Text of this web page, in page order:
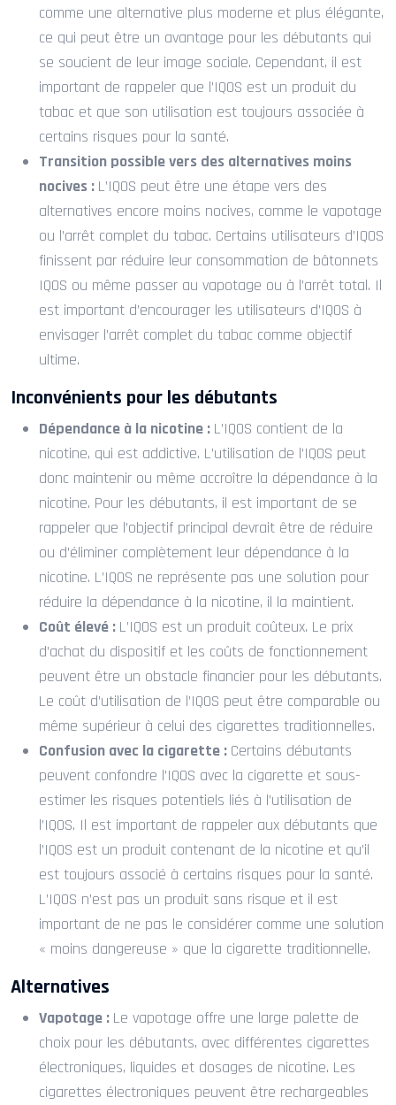
comme une alternative plus moderne et plus élégante,
ce qui peut être un avantage pour les débutants qui
se soucient de leur image sociale. Cependant, il est
important de rappeler que l’IQOS est un produit du
tabac et que son utilisation est toujours associée à
certains risques pour la santé.
Transition possible vers des alternatives moins
nocives : L’IQOS peut être une étape vers des
alternatives encore moins nocives, comme le vapotage
ou l’arrêt complet du tabac. Certains utilisateurs d’IQOS
finissent par réduire leur consommation de bâtonnets
IQOS ou même passer au vapotage ou à l’arrêt total. Il
est important d’encourager les utilisateurs d’IQOS à
envisager l’arrêt complet du tabac comme objectif
ultime.
Inconvénients pour les débutants
Dépendance à la nicotine : L’IQOS contient de la
nicotine, qui est addictive. L’utilisation de l’IQOS peut
donc maintenir ou même accroître la dépendance à la
nicotine. Pour les débutants, il est important de se
rappeler que l’objectif principal devrait être de réduire
ou d’éliminer complètement leur dépendance à la
nicotine. L’IQOS ne représente pas une solution pour
réduire la dépendance à la nicotine, il la maintient.
Coût élevé : L’IQOS est un produit coûteux. Le prix
d’achat du dispositif et les coûts de fonctionnement
peuvent être un obstacle financier pour les débutants.
Le coût d’utilisation de l’IQOS peut être comparable ou
même supérieur à celui des cigarettes traditionnelles.
Confusion avec la cigarette : Certains débutants
peuvent confondre l’IQOS avec la cigarette et sous-
estimer les risques potentiels liés à l’utilisation de
l’IQOS. Il est important de rappeler aux débutants que
l’IQOS est un produit contenant de la nicotine et qu’il
est toujours associé à certains risques pour la santé.
L’IQOS n’est pas un produit sans risque et il est
important de ne pas le considérer comme une solution
« moins dangereuse » que la cigarette traditionnelle.
Alternatives
Vapotage : Le vapotage offre une large palette de
choix pour les débutants, avec différentes cigarettes
électroniques, liquides et dosages de nicotine. Les
cigarettes électroniques peuvent être rechargeables